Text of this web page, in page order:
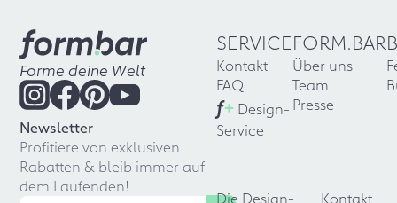
Forme deine Welt
Newsletter
Profitiere von exklusiven
Rabatten & bleib immer auf
dem Laufenden!
SERVICE
Kontakt
FAQ
f+ Design-
Service
FORM.BAR
Über uns
Team
Presse
Die Design-
Kontakt